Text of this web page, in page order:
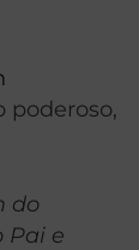
poderoso,
do
Pai e